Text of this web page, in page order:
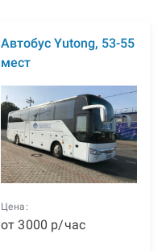
Автобус Yutong, 53-55
мест
Цена:
от3000 р/час